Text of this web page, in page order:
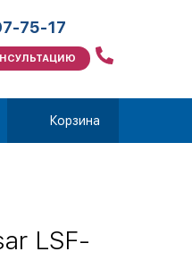
75-17
Корзина
LSF-